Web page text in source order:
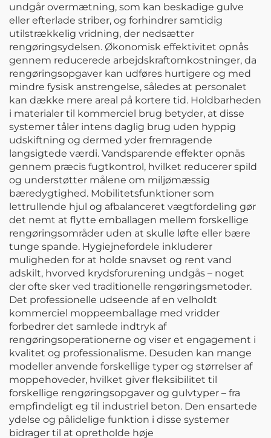
undgår overmætning, som kan beskadige gulve
eller efterlade striber, og forhindrer samtidig
utilstrækkelig vridning, der nedsætter
rengøringsydelsen. Økonomisk effektivitet opnås
gennem reducerede arbejdskraftomkostninger, da
rengøringsopgaver kan udføres hurtigere og med
mindre fysisk anstrengelse, således at personalet
kan dække mere areal på kortere tid. Holdbarheden
i materialer til kommerciel brug betyder, at disse
systemer tåler intens daglig brug uden hyppig
udskiftning og dermed yder fremragende
langsigtede værdi. Vandsparende effekter opnås
gennem præcis fugtkontrol, hvilket reducerer spild
og understøtter målene om miljømæssig
bæredygtighed. Mobilitetsfunktioner som
lettrullende hjul og afbalanceret vægtfordeling gør
det nemt at flytte emballagen mellem forskellige
rengøringsområder uden at skulle løfte eller bære
tunge spande. Hygiejnefordele inkluderer
muligheden for at holde snavset og rent vand
adskilt, hvorved krydsforurening undgås – noget
der ofte sker ved traditionelle rengøringsmetoder.
Det professionelle udseende af en velholdt
kommerciel moppeemballage med vridder
forbedrer det samlede indtryk af
rengøringsoperationerne og viser et engagement i
kvalitet og professionalisme. Desuden kan mange
modeller anvende forskellige typer og størrelser af
moppehoveder, hvilket giver fleksibilitet til
forskellige rengøringsopgaver og gulvtyper – fra
empfindeligt eg til industriel beton. Den ensartede
ydelse og pålidelige funktion i disse systemer
bidrager til at opretholde høje